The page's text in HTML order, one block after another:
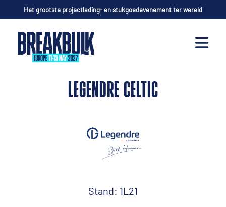
Het grootste projectlading- en stukgoedevenement ter wereld
LEGENDRE CELTIC
Stand: 1L21